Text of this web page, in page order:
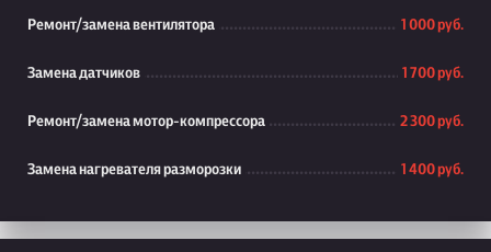
Ремонт/замена вентилятора 1 000 руб.
Замена датчиков 1 700 руб.
Ремонт/замена мотор-компрессора 2 300 руб.
Замена нагревателя разморозки 1 400 руб.